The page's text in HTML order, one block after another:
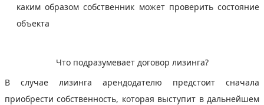
каким образом собственник может проверить состояние
объекта
Что подразумевает договор лизинга?
В случае лизинга арендодателю предстоит сначала
приобрести собственность, которая выступит в дальнейшем